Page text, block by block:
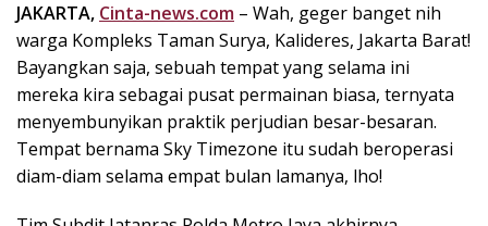
h
I
n
s
p
i
r
a
JAKARTA, Cinta-news.com – Wah, geger banget nih
warga Kompleks Taman Surya, Kalideres, Jakarta Barat!
Bayangkan saja, sebuah tempat yang selama ini
mereka kira sebagai pusat permainan biasa, ternyata
menyembunyikan praktik perjudian besar-besaran.
Tempat bernama Sky Timezone itu sudah beroperasi
diam-diam selama empat bulan lamanya, lho!